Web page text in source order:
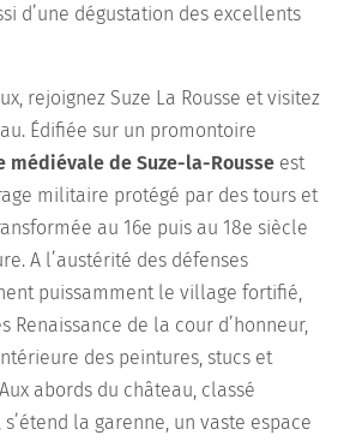
d’une dégustation des excellents
rejoignez Suze La Rousse et visitez
Édifiée sur un promontoire
médiévale de Suze-la-Rousse est
militaire protégé par des tours et
au 16e puis au 18e siècle
A l’austérité des défenses
puissamment le village fortifié,
Renaissance de la cour d’honneur,
des peintures, stucs et
abords du château, classé
la garenne, un vaste espace